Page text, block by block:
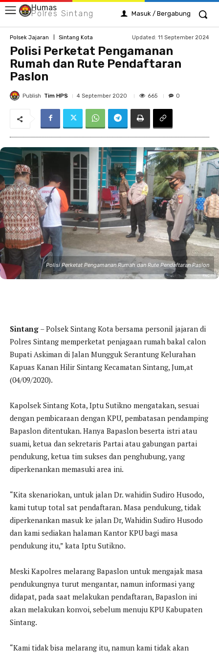
Humas
Polres Sintang Masuk / Bergabung
Polsek Jajaran Sintang Kota Updated: 11 September 2024
Polisi Perketat Pengamanan
Rumah dan Rute Pendaftaran
Paslon
Publish Tim HPS 4 September 2020 665 0
Polisi Perketat Pengamanan Rumah dan Rute Pendaftaran Paslon
Sintang – Polsek Sintang Kota bersama personil jajaran di
Polres Sintang memperketat penjagaan rumah bakal calon
Bupati Askiman di Jalan Mungguk Serantung Kelurahan
Kapuas Kanan Hilir Sintang Kecamatan Sintang, Jum,at
(04/09/2020).
Kapolsek Sintang Kota, Iptu Sutikno mengatakan, sesuai
dengan pembicaraan dengan KPU, pembatasan pendamping
Bapaslon ditentukan. Hanya Bapaslon beserta istri atau
suami, ketua dan sekretaris Partai atau gabungan partai
pendukung, ketua tim sukses dan penghubung, yang
diperkenankan memasuki area ini.
“Kita skenariokan, untuk jalan Dr. wahidin Sudiro Husodo,
kami tutup total sat pendaftaran. Masa pendukung, tidak
diperkenankan masuk ke jalan Dr, Wahidin Sudiro Husodo
dan kami sediakan halaman Kantor KPU bagi masa
pendukung itu,” kata Iptu Sutikno.
Meski Kapolres melarang Bapaslon untuk mengajak masa
pendukungnya turut mengantar, namun informasi yang
didapat, pada saat melakukan pendaftaran, Bapaslon ini
akan melakukan konvoi, sebelum menuju KPU Kabupaten
Sintang.
“Kami tidak bisa melarang itu, namun kami tidak akan